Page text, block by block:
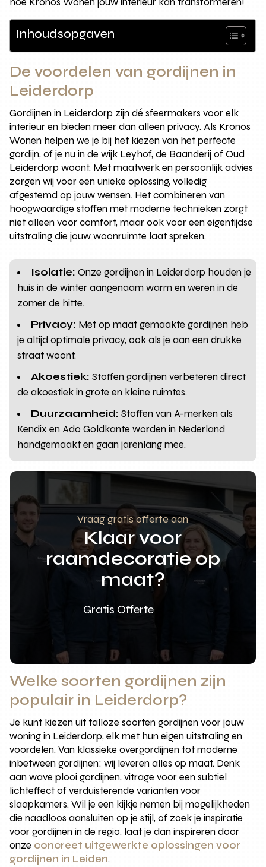
Inhoudsopgaven
De voordelen van gordijnen in
Leiderdorp
Gordijnen in Leiderdorp zijn dé sfeermakers voor elk
interieur en bieden meer dan alleen privacy. Als Kronos
Wonen helpen we je bij het kiezen van het perfecte
gordijn, of je nu in de wijk Leyhof, de Baanderij of Oud
Leiderdorp woont. Met maatwerk en persoonlijk advies
zorgen wij voor een unieke oplossing, volledig
afgestemd op jouw wensen. Het combineren van
hoogwaardige stoffen met moderne technieken zorgt
niet alleen voor comfort, maar ook voor een eigentijdse
uitstraling die jouw woonruimte laat spreken.
Isolatie: Onze gordijnen in Leiderdorp houden je
huis in de winter aangenaam warm en weren in de
zomer de hitte.
Privacy: Met op maat gemaakte gordijnen heb
je altijd optimale privacy, ook als je aan een drukke
straat woont.
Akoestiek: Stoffen gordijnen verbeteren direct
de akoestiek in grote en kleine ruimtes.
Duurzaamheid: Stoffen van A-merken als
Kendix en Ado Goldkante worden in Nederland
handgemaakt en gaan jarenlang mee.
Vraag gratis offerte aan
Klaar voor
raamdecoratie op
maat?
Gratis Offerte
Welke soorten gordijnen zijn
populair in Leiderdorp?
Je kunt kiezen uit talloze soorten gordijnen voor jouw
woning in Leiderdorp, elk met hun eigen uitstraling en
voordelen. Van klassieke overgordijnen tot moderne
inbetween gordijnen: wij leveren alles op maat. Denk
aan wave plooi gordijnen, vitrage voor een subtiel
lichteffect of verduisterende varianten voor
slaapkamers. Wil je een kijkje nemen bij mogelijkheden
die naadloos aansluiten op je stijl, of zoek je inspiratie
voor gordijnen in de regio, laat je dan inspireren door
onze concreet uitgewerkte oplossingen voor
gordijnen in Leiden.